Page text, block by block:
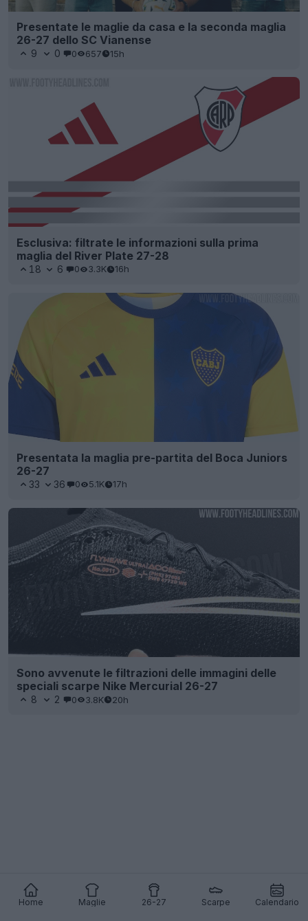
Home Maglie 26-27 Scarpe Calendario
Presentate le maglie da casa e la seconda maglia
26-27 dello SC Vianense
9 0 0 657 15h
Esclusiva: filtrate le informazioni sulla prima
maglia del River Plate 27-28
18 6 0 3.3K 16h
Presentata la maglia pre-partita del Boca Juniors
26-27
33 36 0 5.1K 17h
Sono avvenute le filtrazioni delle immagini delle
speciali scarpe Nike Mercurial 26-27
8 2 0 3.8K 20h